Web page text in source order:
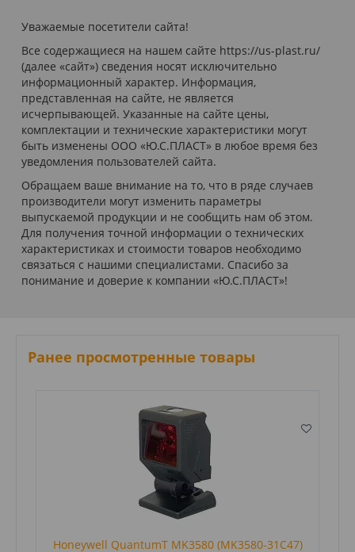
Уважаемые посетители сайта!
Все содержащиеся на нашем сайте https://us-plast.ru/
(далее «сайт») сведения носят исключительно
информационный характер. Информация,
представленная на сайте, не является
исчерпывающей. Указанные на сайте цены,
комплектации и технические характеристики могут
быть изменены ООО «Ю.С.ПЛАСТ» в любое время без
уведомления пользователей сайта.
Обращаем ваше внимание на то, что в ряде случаев
производители могут изменить параметры
выпускаемой продукции и не сообщить нам об этом.
Для получения точной информации о технических
характеристиках и стоимости товаров необходимо
связаться с нашими специалистами. Спасибо за
понимание и доверие к компании «Ю.С.ПЛАСТ»!
Ранее просмотренные товары
Honeywell QuantumT MK3580 (MK3580-31C47)